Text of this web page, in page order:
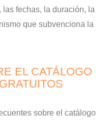
fechas, la duración, la
que subvenciona la
EL CATÁLOGO
sobre el catálogo